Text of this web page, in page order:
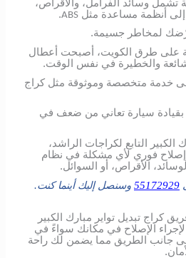
تشمل وسائد الفرامل، والأقراص،
إلى أنظمة مساعدة مثلABS
.
لمخاطر جسيمة.
على طرق الكويت، أصبحت أعطال
والخطيرة في نفس الوقت.
إلى خدمة متخصصة وموثوقة مثل كراج
بقيادة سيارة تعاني من ضعف في
الكبير التابع لكراجات الراشد،
فوري لأي مشكلة في نظام
الأقراص، أو السوائل.
55172929 وسنصل إليك أينما كنت.
كراج تبديل تواير مبارك الكبير
لإجراء الإصلاح في مكانك سواءً في
جانب الطريق مما يضمن لك راحة